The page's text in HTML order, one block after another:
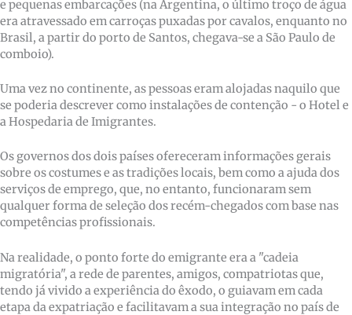
e pequenas embarcações (na Argentina, o último troço de água
era atravessado em carroças puxadas por cavalos, enquanto no
Brasil, a partir do porto de Santos, chegava-se a São Paulo de
comboio).
Uma vez no continente, as pessoas eram alojadas naquilo que
se poderia descrever como instalações de contenção - o Hotel e
a Hospedaria de Imigrantes.
Os governos dos dois países ofereceram informações gerais
sobre os costumes e as tradições locais, bem como a ajuda dos
serviços de emprego, que, no entanto, funcionaram sem
qualquer forma de seleção dos recém-chegados com base nas
competências profissionais.
Na realidade, o ponto forte do emigrante era a "cadeia
migratória", a rede de parentes, amigos, compatriotas que,
tendo já vivido a experiência do êxodo, o guiavam em cada
etapa da expatriação e facilitavam a sua integração no país de